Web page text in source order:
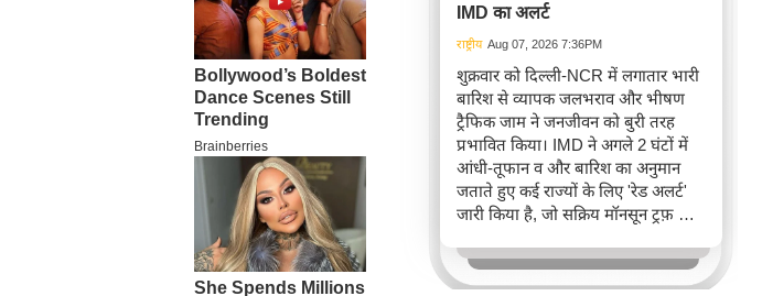
IMD का अलर्ट
राष्ट्रीय Aug 07, 2026 7:36PM
शुक्रवार को दिल्ली-NCR में लगातार भारी
बारिश से व्यापक जलभराव और भीषण
ट्रैफिक जाम ने जनजीवन को बुरी तरह
प्रभावित किया। IMD ने अगले 2 घंटों में
आंधी-तूफान व और बारिश का अनुमान
जताते हुए कई राज्यों के लिए 'रेड अलर्ट'
जारी किया है, जो सक्रिय मॉनसून ट्रफ़ और
जिससे यातायात बाधित होने के साथ-साथ
सफदरजंग अस्पताल में भी जलभराव की